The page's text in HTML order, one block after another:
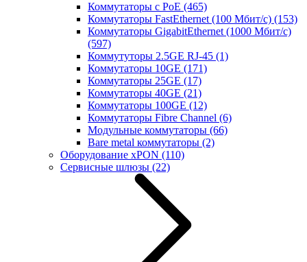
Коммутаторы с PoE (465)
Коммутаторы FastEthernet (100 Мбит/с) (153)
Коммутаторы GigabitEthernet (1000 Мбит/с)
(597)
Коммутуторы 2.5GE RJ-45 (1)
Коммутаторы 10GE (171)
Коммутаторы 25GE (17)
Коммутаторы 40GE (21)
Коммутаторы 100GE (12)
Коммутаторы Fibre Channel (6)
Модульные коммутаторы (66)
Bare metal коммутаторы (2)
Оборудование xPON (110)
Сервисные шлюзы (22)